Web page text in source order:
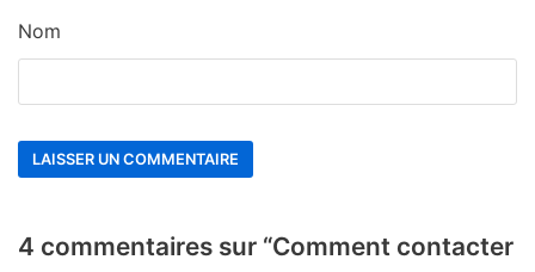
Nom
4 commentaires sur “Comment contacter